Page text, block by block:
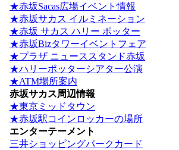
★赤坂Sacas広場イベント情報
★赤坂サカス イルミネーション
★赤坂 サカス ハリー ポッター
★赤坂Bizタワーイベントフェア
★プラザ ニューススタンド赤坂
★ハリーポッターシアター公演
★ATM場所案内
赤坂サカス周辺情報
★東京ミッドタウン
★赤坂駅コインロッカーの場所
エンターテーメント
三井ショッピングパークカード